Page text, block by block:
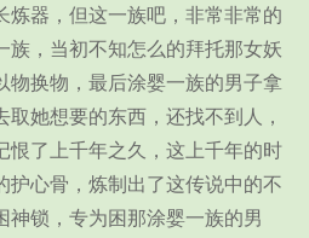
炼器，但这一族吧，非常非常的
族，当初不知怎么的拜托那女妖
物换物，最后涂婴一族的男子拿
她想要的东西，还找不到人，
恨了上千年之久，这上千年的时
护心骨，炼制出了这传说中的不
神锁，专为困那涂婴一族的男